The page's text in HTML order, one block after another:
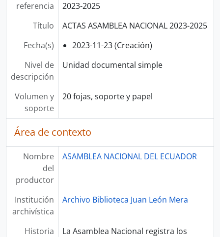
referencia
2023-2025
Título
ACTAS ASAMBLEA NACIONAL 2023-2025
Fecha(s)
2023-11-23 (Creación)
Nivel de
descripción
Unidad documental simple
Volumen y
soporte
20 fojas, soporte y papel
Área de contexto
Nombre
del
productor
ASAMBLEA NACIONAL DEL ECUADOR
Institución
archivística
Archivo Biblioteca Juan León Mera
Historia
La Asamblea Nacional registra los